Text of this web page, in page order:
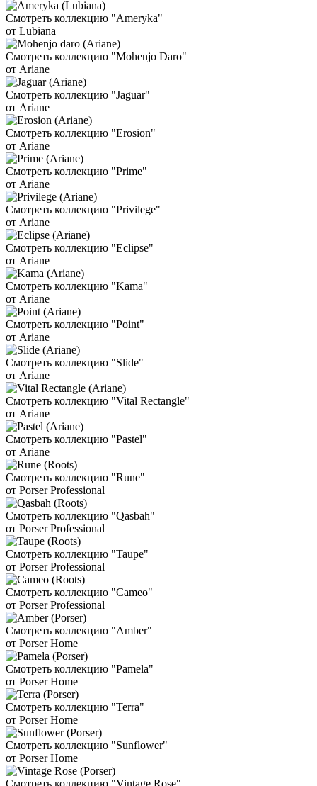
Смотреть коллекцию "Ameryka"
от Lubiana
Смотреть коллекцию "Mohenjo Daro"
от Ariane
Смотреть коллекцию "Jaguar"
от Ariane
Смотреть коллекцию "Erosion"
от Ariane
Смотреть коллекцию "Prime"
от Ariane
Смотреть коллекцию "Privilege"
от Ariane
Смотреть коллекцию "Eclipse"
от Ariane
Смотреть коллекцию "Kama"
от Ariane
Смотреть коллекцию "Point"
от Ariane
Смотреть коллекцию "Slide"
от Ariane
Смотреть коллекцию "Vital Rectangle"
от Ariane
Смотреть коллекцию "Pastel"
от Ariane
Смотреть коллекцию "Rune"
от Porser Professional
Смотреть коллекцию "Qasbah"
от Porser Professional
Смотреть коллекцию "Taupe"
от Porser Professional
Смотреть коллекцию "Cameo"
от Porser Professional
Смотреть коллекцию "Amber"
от Porser Home
Смотреть коллекцию "Pamela"
от Porser Home
Смотреть коллекцию "Terra"
от Porser Home
Смотреть коллекцию "Sunflower"
от Porser Home